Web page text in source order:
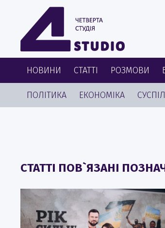
НОВИНИ СТАТТІ РОЗМОВИ
ПОЛІТИКА ЕКОНОМІКА
СТАТТІ ПОВ`ЯЗАНІ